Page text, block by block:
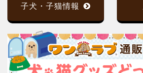
子犬・子猫情報